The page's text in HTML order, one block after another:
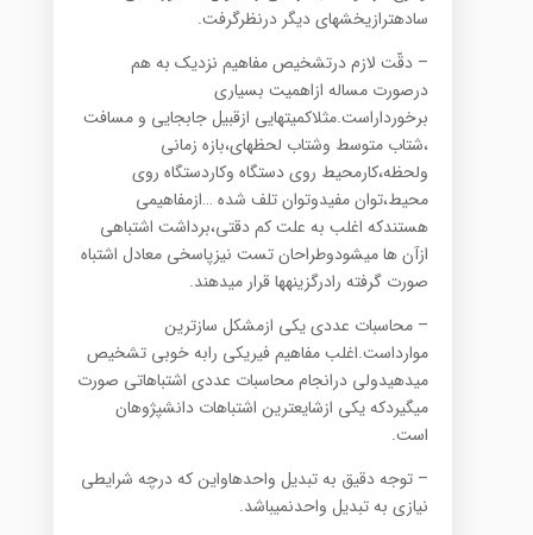
سادهترازیخشهای دیگر درنظرگرفت.
– دقّت لازم درتشخیص مفاهیم نزدیک به هم
درصورت مساله ازاهمیت بسیاری
برخورداراست.مثلاکمیتهایی ازقبیل جابجایی و مسافت
،شتاب متوسط وشتاب لحظهای،بازه زمانی
ولحظه،کارمحیط روی دستگاه وکاردستگاه روی
محیط،توان مفیدوتوان تلف شده …ازمفاهیمی
هستندکه اغلب به علت کم دقتی،برداشت اشتباهی
ازآن ها میشودوطراحان تست نیزپاسخی معادل اشتباه
صورت گرفته رادرگزینهها قرار میدهند.
– محاسبات عددی یکی ازمشکل سازترین
موارداست.اغلب مفاهیم فیریکی رابه خوبی تشخیص
میدهیدولی درانجام محاسبات عددی اشتباهاتی صورت
میگیردکه یکی ازشایعترین اشتباهات دانشپژوهان
است.
– توجه دقیق به تبدیل واحدهاواین که درچه شرایطی
نیازی به تبدیل واحدنمیباشد.